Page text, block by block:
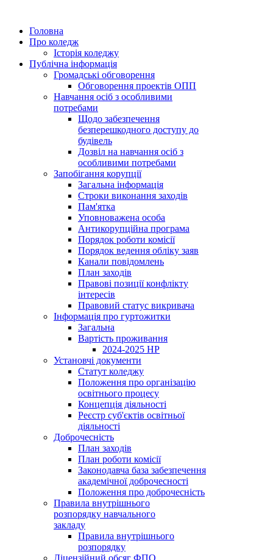
Головна
Про коледж
Історія коледжу
Публічна інформація
Громадські обговорення
Обговорення проектів ОПП
Навчання осіб з особливими
потребами
Щодо забезпечення
безперешкодного доступу до
будівель
Дозвіл на навчання осіб з
особливими потребами
Запобігання корупції
Загальна інформація
Строки виконання заходів
Пам'ятка
Уповноважена особа
Антикорупційна програма
Порядок роботи комісії
Порядок ведення обліку заяв
Канали повідомлень
План заходів
Правові позиції конфлікту
інтересів
Правовий статус викривача
Інформація про гуртожитки
Загальна
Вартість проживання
2024-2025 НР
Установчі документи
Статут коледжу
Положення про організацію
освітнього процесу
Концепція діяльності
Реєстр суб'єктів освітньої
діяльності
Доброчесність
План заходів
План роботи комісії
Законодавча база забезпечення
академічної доброчесності
Положення про доброчесність
Правила внутрішнього
розпорядку навчального
закладу
Правила внутрішнього
розпорядку
Ліцензійний обсяг ФПО